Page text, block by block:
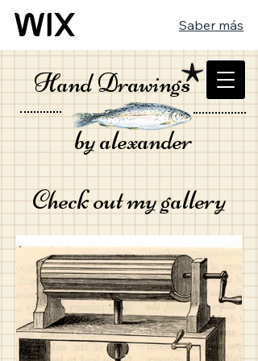
Saber más